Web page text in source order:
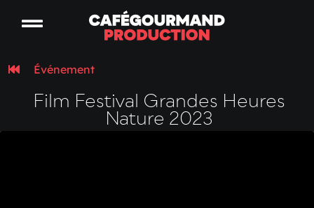
Événement
Film Festival Grandes Heures
Nature 2023